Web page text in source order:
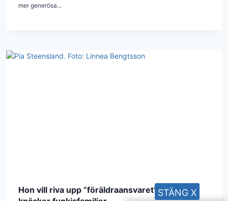
mer generösa…
Hon vill riva upp ”föräldraansvaret” somSTÄNG X